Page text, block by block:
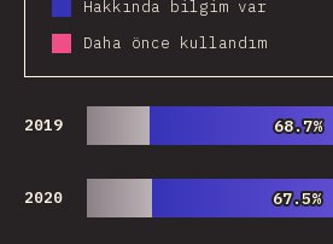
Hakkında bilgim var
Daha önce kullandım
2019 68.7%
68.7%
2020 67.5%
67.5%